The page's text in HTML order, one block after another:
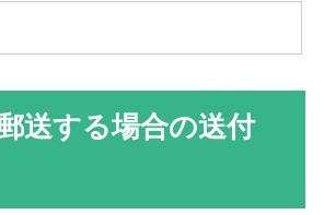
送する場合の送付